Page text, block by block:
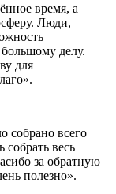
время, а
Люди,
делу.
для
собрано всего
собрать весь
за обратную
полезно».